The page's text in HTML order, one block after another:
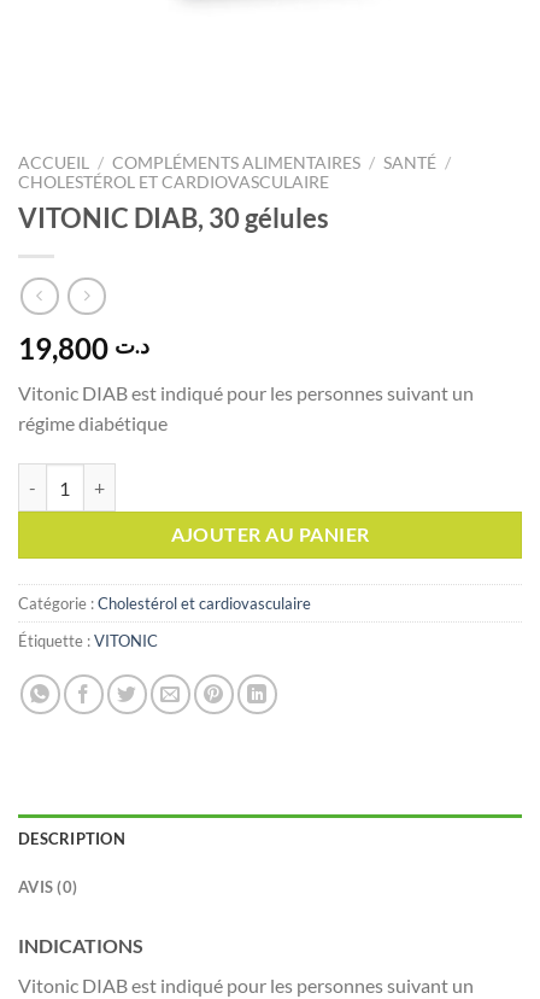
ACCUEIL / COMPLÉMENTS ALIMENTAIRES / SANTÉ /
CHOLESTÉROL ET CARDIOVASCULAIRE
VITONIC DIAB, 30 gélules
د.ت
Vitonic DIAB est indiqué pour les personnes suivant un
régime diabétique
AJOUTER AU PANIER
Catégorie :Cholestérol et cardiovasculaire
Étiquette :VITONIC
DESCRIPTION
AVIS (0)
INDICATIONS
Vitonic DIAB est indiqué pour les personnes suivant un